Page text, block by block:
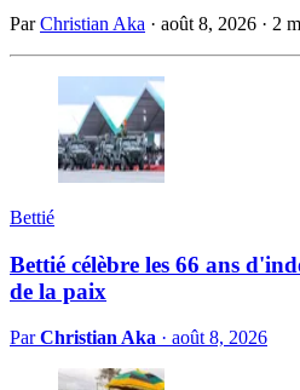
ParChristian Aka · août 8, 2026 · 2
Bettié
Bettié célèbre les 66 ans
de la paix
ParChristian Aka · août 8, 2026